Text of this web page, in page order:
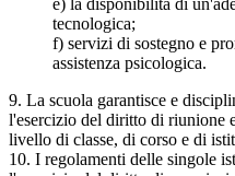
e) la disponibilità di
tecnologica;
f) servizi di sostegno e
assistenza psicologica.
9. La scuola garantisce e
l'esercizio del diritto di riunione
livello di classe, di corso e di
10. I regolamenti delle singole